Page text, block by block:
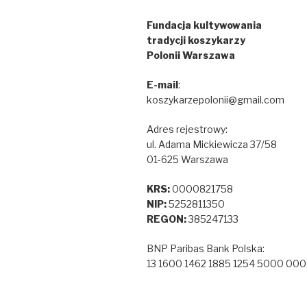
Fundacja kultywowania
tradycji koszykarzy
Polonii Warszawa
E-mail:
koszykarzepolonii@gmail.com
Adres rejestrowy:
ul. Adama Mickiewicza 37/58
01-625 Warszawa
KRS:0000821758
NIP:5252811350
REGON:385247133
BNP Paribas Bank Polska:
13 1600 1462 1885 1254 5000